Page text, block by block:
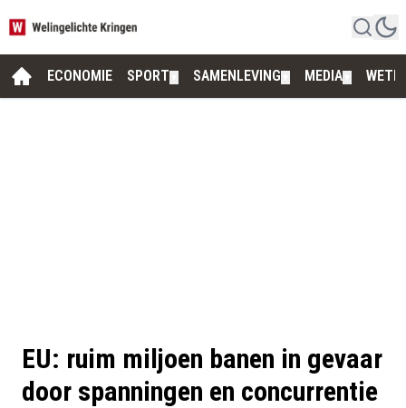
ECONOMIE SPORT SAMENLEVING MEDIA
EU: ruim miljoen banen in gevaar
door spanningen en concurrentie